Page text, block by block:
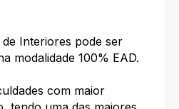
Interiores pode ser
modalidade 100% EAD.
com maior